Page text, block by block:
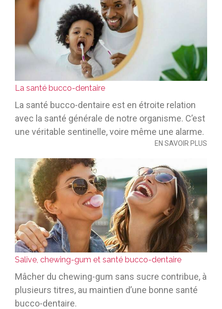
La santé bucco-dentaire
La santé bucco-dentaire est en étroite relation
avec la santé générale de notre organisme. C’est
une véritable sentinelle, voire même une alarme.
EN SAVOIR PLUS
Salive, chewing-gum et santé bucco-dentaire
Mâcher du chewing-gum sans sucre contribue, à
plusieurs titres, au maintien d’une bonne santé
bucco-dentaire.